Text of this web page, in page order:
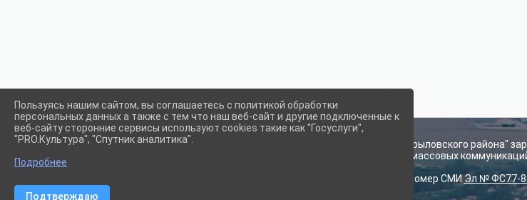
Сетевое издание (сайт) "Администрации Крыловского сельского поселения Крыловского района"
технологий и массовых
Регистрационный номер СМИЭл № ФС77-
Пользуясь нашим сайтом, вы соглашаетесь с политикой обработки
персональных данных а также с тем что наш веб-сайт и другие подключенные к
веб-сайту сторонние сервисы используют cookies такие как "Госуслуги",
"PRO.Культура", "Спутник аналитика".
Подробнее
Подтверждаю